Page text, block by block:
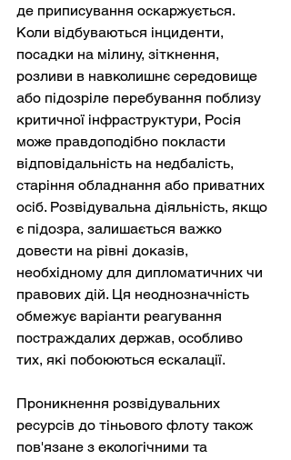
де приписування оскаржується.
Коли відбуваються інциденти,
посадки на мілину, зіткнення,
розливи в навколишнє середовище
або підозріле перебування поблизу
критичної інфраструктури, Росія
може правдоподібно покласти
відповідальність на недбалість,
старіння обладнання або приватних
осіб. Розвідувальна діяльність, якщо
є підозра, залишається важко
довести на рівні доказів,
необхідному для дипломатичних чи
правових дій. Ця неоднозначність
обмежує варіанти реагування
постраждалих держав, особливо
тих, які побоюються ескалації.
Проникнення розвідувальних
ресурсів до тіньового флоту також
пов'язане з екологічними та